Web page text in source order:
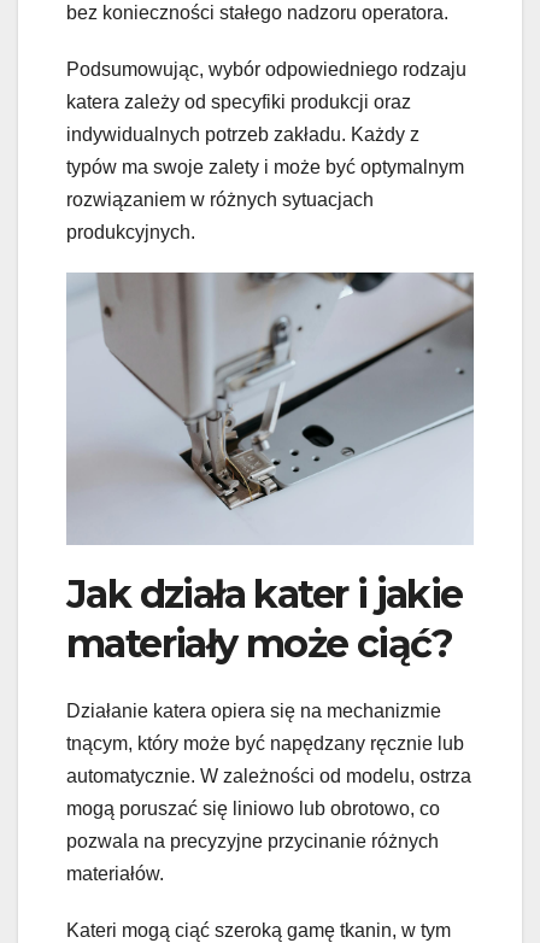
bez konieczności stałego nadzoru operatora.
Podsumowując, wybór odpowiedniego rodzaju
katera zależy od specyfiki produkcji oraz
indywidualnych potrzeb zakładu. Każdy z
typów ma swoje zalety i może być optymalnym
rozwiązaniem w różnych sytuacjach
produkcyjnych.
Jak działa kater i jakie
materiały może ciąć?
Działanie katera opiera się na mechanizmie
tnącym, który może być napędzany ręcznie lub
automatycznie. W zależności od modelu, ostrza
mogą poruszać się liniowo lub obrotowo, co
pozwala na precyzyjne przycinanie różnych
materiałów.
Kateri mogą ciąć szeroką gamę tkanin, w tym